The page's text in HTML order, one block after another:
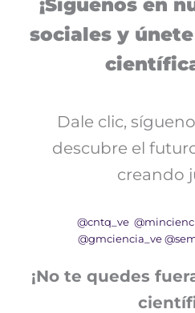
¡Síguenos en
sociales y
Dale clic,
descubre el
creando
@cntq_ve
@gmciencia_ve
¡No te quedes